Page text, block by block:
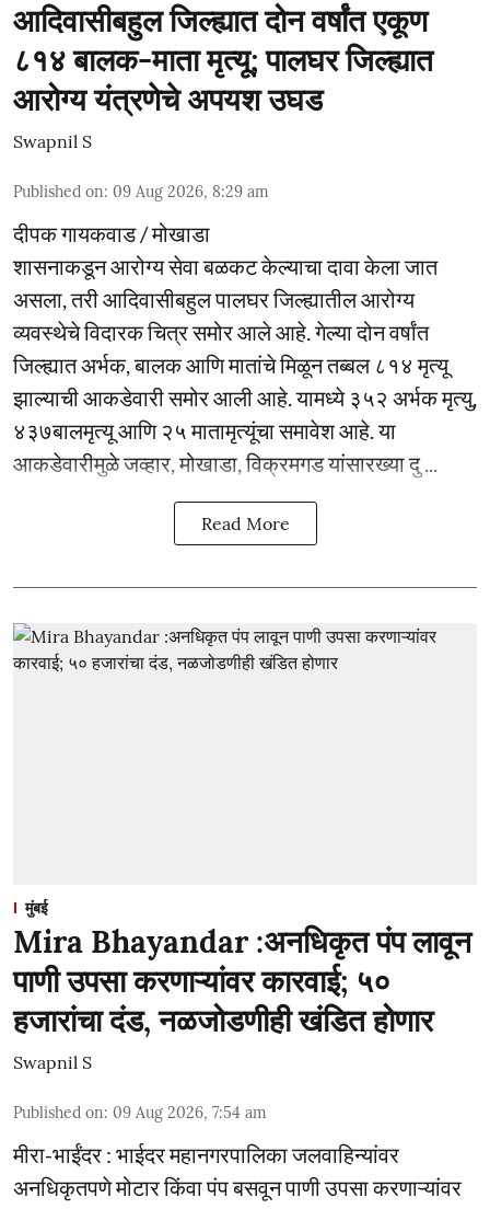
आदिवासीबहुल जिल्ह्यात दोन वर्षांत एकूण
८१४ बालक-माता मृत्यू; पालघर जिल्ह्यात
आरोग्य यंत्रणेचे अपयश उघड
Swapnil S
Published on: 09 Aug 2026, 8:29 am
दीपक गायकवाड / मोखाडा
शासनाकडून आरोग्य सेवा बळकट केल्याचा दावा केला जात
असला, तरी आदिवासीबहुल पालघर जिल्ह्यातील आरोग्य
व्यवस्थेचे विदारक चित्र समोर आले आहे. गेल्या दोन वर्षांत
जिल्ह्यात अर्भक, बालक आणि मातांचे मिळून तब्बल ८१४ मृत्यू
झाल्याची आकडेवारी समोर आली आहे. यामध्ये ३५२ अर्भक मृत्यु,
४३७बालमृत्यू आणि २५ मातामृत्यूंचा समावेश आहे. या
आकडेवारीमुळे जव्हार, मोखाडा, विक्रमगड यांसारख्या दु ...
Read More
मुंबई
Mira Bhayandar :अनधिकृत पंप लावून
पाणी उपसा करणाऱ्यांवर कारवाई; ५०
हजारांचा दंड, नळजोडणीही खंडित होणार
Swapnil S
Published on: 09 Aug 2026, 7:54 am
मीरा-भाईंदर : भाईदर महानगरपालिका जलवाहिन्यांवर
अनधिकृतपणे मोटार किंवा पंप बसवून पाणी उपसा करणाऱ्यांवर